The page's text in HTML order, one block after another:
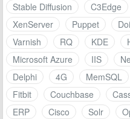
Stable Diffusion C3Edge
XenServer
Puppet
Varnish
RQ KDE
Microsoft Azure
IIS
Delphi
4G MemSQL
Fitbit
Couchbase
ERP
Cisco Solr